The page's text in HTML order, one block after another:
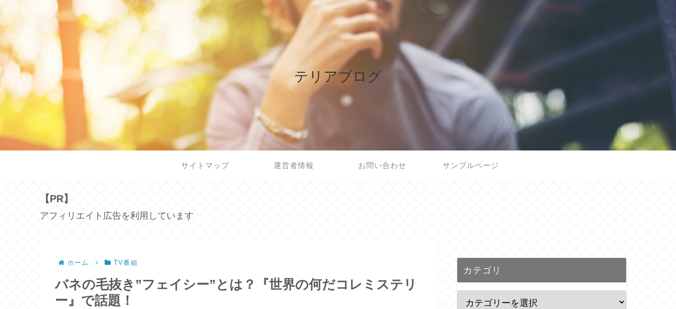
テリアブログ
サイトマップ 運営者情報 お問い合わせ サンプルページ
【PR】
アフィリエイト広告を利用しています
ホーム TV番組
バネの毛抜き”フェイシー”とは？『世界の何だコレミステリ
ー』で話題！
カテゴリ